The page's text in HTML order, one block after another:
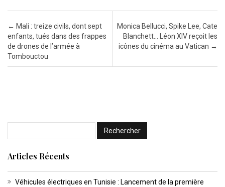
Post navigation
← Mali : treize civils, dont sept
enfants, tués dans des frappes
de drones de l’armée à
Tombouctou
Monica Bellucci, Spike Lee, Cate
Blanchett… Léon XIV reçoit les
icônes du cinéma au Vatican →
Articles Récents
Véhicules électriques en Tunisie : Lancement de la première